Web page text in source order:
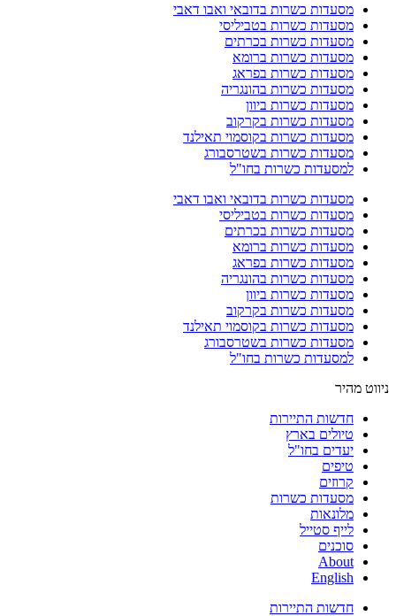
מסעדות כשרות בדובאי ואבו דאבי
מסעדות כשרות בטביליסי
מסעדות כשרות בכרתים
מסעדות כשרות ברומא
מסעדות כשרות בפראג
מסעדות כשרות בהונגריה
מסעדות כשרות ביוון
מסעדות כשרות בקרקוב
מסעדות כשרות בקוסמוי תאילנד
מסעדות כשרות בשטרסבורג
למסעדות כשרות בחו"ל
מסעדות כשרות בדובאי ואבו דאבי
מסעדות כשרות בטביליסי
מסעדות כשרות בכרתים
מסעדות כשרות ברומא
מסעדות כשרות בפראג
מסעדות כשרות בהונגריה
מסעדות כשרות ביוון
מסעדות כשרות בקרקוב
מסעדות כשרות בקוסמוי תאילנד
מסעדות כשרות בשטרסבורג
למסעדות כשרות בחו"ל
ניווט מהיר
חדשות התיירות
טיולים בארץ
יעדים בחו"ל
טיפים
קרוזים
מסעדות כשרות
מלונאות
לייף סטייל
סוכנים
About
English
חדשות התיירות